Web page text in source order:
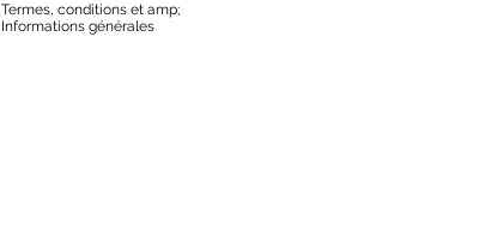
Termes, conditions et amp;
Informations générales